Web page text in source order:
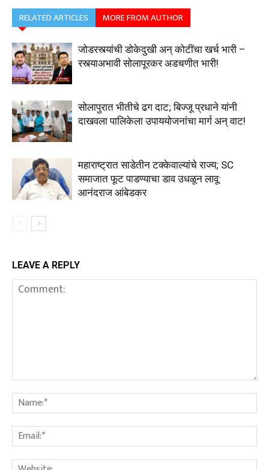
RELATED ARTICLES MORE FROM AUTHOR
जोडरस्त्यांची डोकेदुखी अन् कोटींचा खर्च भारी –
रस्त्याअभावी सोलापूरकर अडचणीत भारी!
सोलापुरात भीतीचे ढग दाट; बिज्जू प्रधाने यांनी
दाखवला पालिकेला उपाययोजनांचा मार्ग अन् वाट!
महाराष्ट्रात साडेतीन टक्केवाल्यांचे राज्य; SC
समाजात फूट पाडण्याचा डाव उधळून लावू:
आनंदराज आंबेडकर
LEAVE A REPLY